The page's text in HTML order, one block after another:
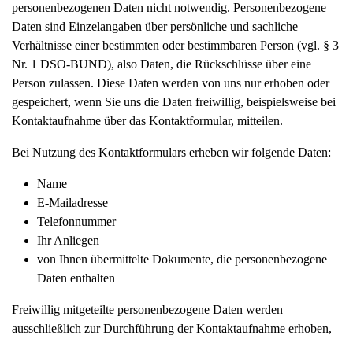
personenbezogenen Daten nicht notwendig. Personenbezogene
Daten sind Einzelangaben über persönliche und sachliche
Verhältnisse einer bestimmten oder bestimmbaren Person (vgl. § 3
Nr. 1 DSO-BUND), also Daten, die Rückschlüsse über eine
Person zulassen. Diese Daten werden von uns nur erhoben oder
gespeichert, wenn Sie uns die Daten freiwillig, beispielsweise bei
Kontaktaufnahme über das Kontaktformular, mitteilen.
Bei Nutzung des Kontaktformulars erheben wir folgende Daten:
Name
E-Mailadresse
Telefonnummer
Ihr Anliegen
von Ihnen übermittelte Dokumente, die personenbezogene
Daten enthalten
Freiwillig mitgeteilte personenbezogene Daten werden
ausschließlich zur Durchführung der Kontaktaufnahme erhoben,